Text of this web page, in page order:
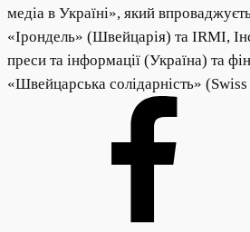
медіа в Україні», який
«Ірондель» (Швейцарія) та IRMI,
преси та інформації (Україна) та
«Швейцарська солідарність»